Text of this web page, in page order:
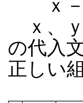
ｘ－
ｘ、
の代入
正しい